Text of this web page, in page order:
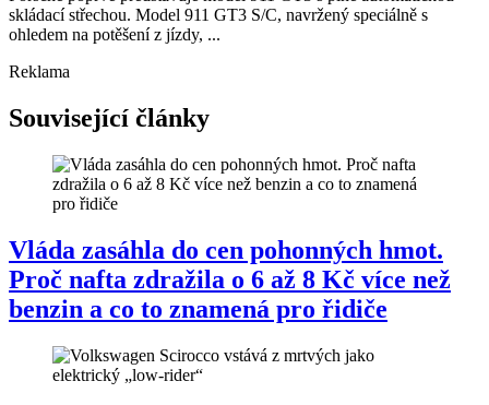
skládací střechou. Model 911 GT3 S/C, navržený speciálně s
ohledem na potěšení z jízdy, ...
Reklama
Související články
Vláda zasáhla do cen pohonných hmot.
Proč nafta zdražila o 6 až 8 Kč více než
benzin a co to znamená pro řidiče